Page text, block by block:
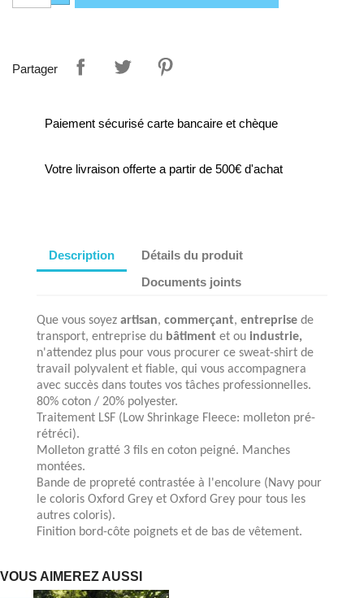
Partager
Paiement sécurisé carte bancaire et chèque
Votre livraison offerte a partir de 500€ d'achat
Description
Détails du produit
Documents joints
Que vous soyez artisan, commerçant, entreprise de
transport, entreprise du bâtiment et ou industrie,
n'attendez plus pour vous procurer ce sweat-shirt de
travail polyvalent et fiable, qui vous accompagnera
avec succès dans toutes vos tâches professionnelles.
80% coton / 20% polyester.
Traitement LSF (Low Shrinkage Fleece: molleton pré-
rétréci).
Molleton gratté 3 fils en coton peigné. Manches
montées.
Bande de propreté contrastée à l'encolure (Navy pour
le coloris Oxford Grey et Oxford Grey pour tous les
autres coloris).
Finition bord-côte poignets et de bas de vêtement.
VOUS AIMEREZ AUSSI